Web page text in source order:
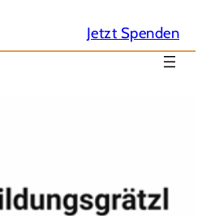
Jetzt Spenden